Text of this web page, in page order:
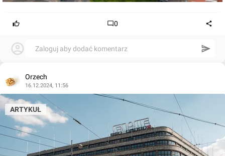
0
Zaloguj aby dodać komentarz
Orzech
16.12.2024, 11:56
ARTYKUŁ